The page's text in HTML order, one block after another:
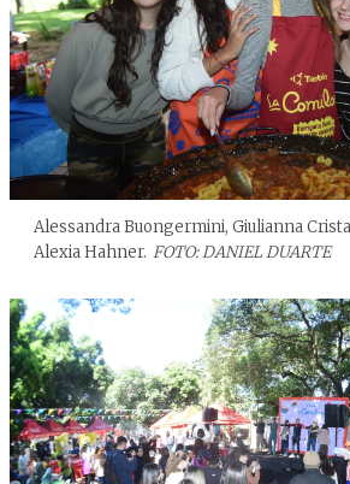
Alessandra Buongermini, Giulianna
Alexia Hahner. FOTO: DANIEL DUARTE